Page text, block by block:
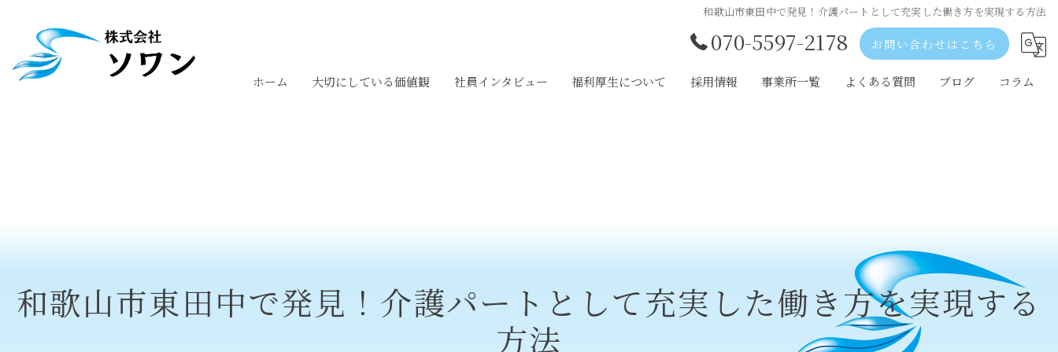
和歌山市東田中で発見！介護パートとして充実した働き方を実現する方法
070-5597-2178 お問い合わせはこちら
ホーム 大切にしている価値観 社員インタビュー 福利厚生について 採用情報 事業所一覧 よくある質問 ブログ コラム
和歌山市東田中で発見！介護パートとして充実した働き方を実現する
方法